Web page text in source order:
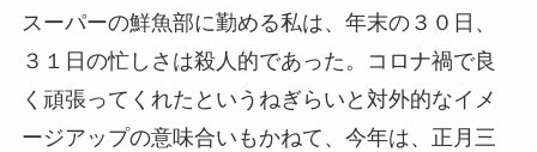
スーパーの鮮魚部に勤める私は、年末の３０日、
３１日の忙しさは殺人的であった。コロナ禍で良
く頑張ってくれたというねぎらいと対外的なイメ
ージアップの意味合いもかねて、今年は、正月三